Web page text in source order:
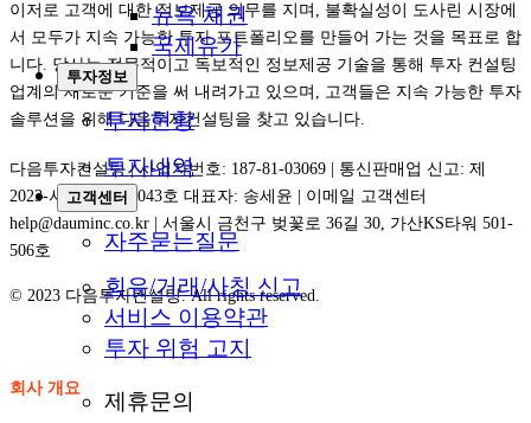
뉴욕 채권
국제유가
투자정보
투자현황
투자내역
고객센터
자주묻는질문
회유/거래/사칭 신고
서비스 이용약관
투자 위험 고지
제휴문의
이저로 고객에 대한 정보제공 의무를 지며, 불확실성이 도사린 시장에
서 모두가 지속 가능한 투자 포트폴리오를 만들어 가는 것을 목표로 합
니다. 당사는 전문적이고 독보적인 정보제공 기술을 통해 투자 컨설팅
업계의 새로운 기준을 써 내려가고 있으며, 고객들은 지속 가능한 투자
솔루션을 위해 다음투자컨설팅을 찾고 있습니다.
다음투자컨설팅 | 사업자번호: 187-81-03069 | 통신판매업 신고: 제
2023-서울강남-06043호 대표자: 송세윤 | 이메일 고객센터
help@dauminc.co.kr | 서울시 금천구 벚꽃로 36길 30, 가산KS타워 501-
506호
© 2023 다음투자컨설팅. All rights reserved.
회사 개요